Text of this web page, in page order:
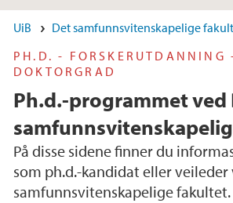
UiB Det samfunnsvitenskapelige
PH.D. - FORSKERUTDANNING
DOKTORGRAD
Ph.d.-programmet ved
På disse sidene finner du
som ph.d.-kandidat eller veileder
samfunnsvitenskapelige fakultet.